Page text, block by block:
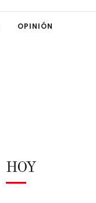
OPINIÓN
HOY